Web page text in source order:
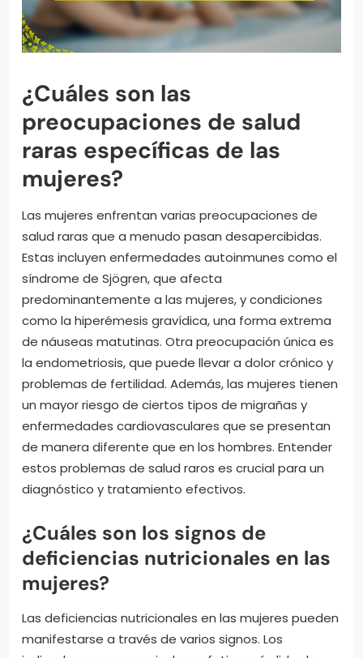
¿Cuáles son las
preocupaciones de salud
raras específicas de las
mujeres?
Las mujeres enfrentan varias preocupaciones de
salud raras que a menudo pasan desapercibidas.
Estas incluyen enfermedades autoinmunes como el
síndrome de Sjögren, que afecta
predominantemente a las mujeres, y condiciones
como la hiperémesis gravídica, una forma extrema
de náuseas matutinas. Otra preocupación única es
la endometriosis, que puede llevar a dolor crónico y
problemas de fertilidad. Además, las mujeres tienen
un mayor riesgo de ciertos tipos de migrañas y
enfermedades cardiovasculares que se presentan
de manera diferente que en los hombres. Entender
estos problemas de salud raros es crucial para un
diagnóstico y tratamiento efectivos.
¿Cuáles son los signos de
deficiencias nutricionales en las
mujeres?
Las deficiencias nutricionales en las mujeres pueden
manifestarse a través de varios signos. Los